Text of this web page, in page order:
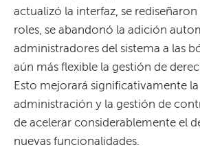
actualizó la interfaz, se
roles, se abandonó la adición
administradores del sistema a las
aún más flexible la gestión de
Esto mejorará significativamente
administración y la gestión de
de acelerar considerablemente el
nuevas funcionalidades.